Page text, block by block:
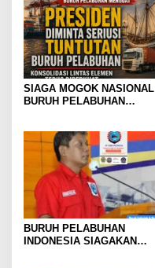
SIAGA MOGOK NASIONAL
BURUH PELABUHAN
BURUH PELABUHAN,
KONSOLIDASI LINTAS
ELEMEN DEWAN BURUH
PELABUHAN INDONESIA
TERUS DIPERKUAT
BURUH PELABUHAN
INDONESIA SIAGAKAN